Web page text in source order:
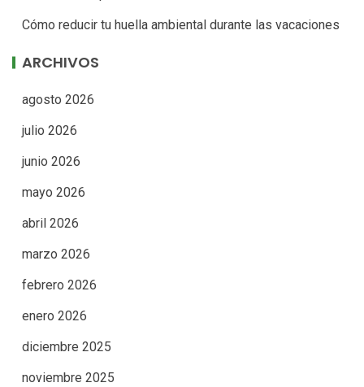
Cómo reducir tu huella ambiental durante las vacaciones
ARCHIVOS
agosto 2026
julio 2026
junio 2026
mayo 2026
abril 2026
marzo 2026
febrero 2026
enero 2026
diciembre 2025
noviembre 2025